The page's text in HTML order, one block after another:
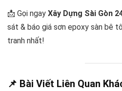
📩 Gọi ngay Xây Dựng Sài Gòn
sát & báo giá sơn epoxy sàn bê
tranh nhất!
📌 Bài Viết Liên Quan